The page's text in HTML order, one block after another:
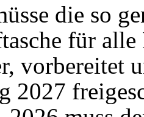
die so
für alle
vorbereitet
2027